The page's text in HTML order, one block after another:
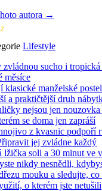
autora →
Lifestyle
sucho i
měsíce
klasické manželské
a praktičtější druh
nejsou jen
se doma jen zapráší
z kvasnic podpoří
jej zvládne každý
lžička soli a 30 minut ve
nikdy nesnědli,
mouku a sledujte,
o kterém jste netušili